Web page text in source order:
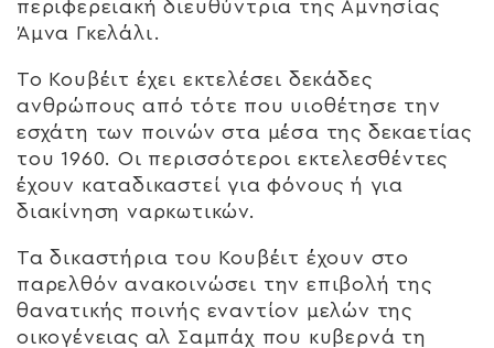
περιφερειακή διευθύντρια της Αμνησίας
Άμνα Γκελάλι.
Το Κουβέιτ έχει εκτελέσει δεκάδες
ανθρώπους από τότε που υιοθέτησε την
εσχάτη των ποινών στα μέσα της δεκαετίας
του 1960. Οι περισσότεροι εκτελεσθέντες
έχουν καταδικαστεί για φόνους ή για
διακίνηση ναρκωτικών.
Τα δικαστήρια του Κουβέιτ έχουν στο
παρελθόν ανακοινώσει την επιβολή της
θανατικής ποινής εναντίον μελών της
οικογένειας αλ Σαμπάχ που κυβερνά τη